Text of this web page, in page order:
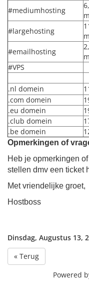
#mediumhosting
#largehosting
#emailhosting
#VPS
.nl domein
.com domein
.eu domein
.club domein
.be domein
Opmerkingen of
Heb je opmerkingen
stellen dmv een ticket
Met vriendelijke groet,
Hostboss
Dinsdag, Augustus 13,
« Terug
Powered